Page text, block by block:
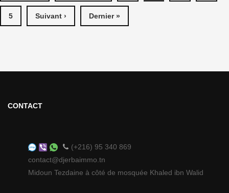
5 Suivant › Dernier »
CONTACT
(+216) 95 340 869
contact@djerbaimmo.tn
Midoun Tezdaine à côté de mosquée Khaled ibn Walid